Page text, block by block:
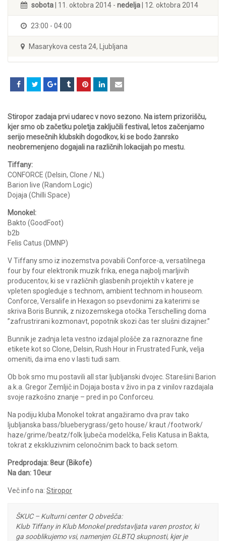
sobota | 11. oktobra 2014 - nedelja | 12. oktobra 2014
23:00 - 04:00
Masarykova cesta 24, Ljubljana
Stiropor zadaja prvi udarec v novo sezono. Na istem prizorišču,
kjer smo ob začetku poletja zaključili festival, letos začenjamo
serijo mesečnih klubskih dogodkov, ki se bodo žanrsko
neobremenjeno dogajali na različnih lokacijah po mestu.
Tiffany:
CONFORCE (Delsin, Clone / NL)
Barion live (Random Logic)
Dojaja (Chilli Space)
Monokel:
Bakto (GoodFoot)
b2b
Felis Catus (DMNP)
V Tiffany smo iz inozemstva povabili Conforce-a, versatilnega
four by four elektronik muzik frika, enega najbolj marljivih
producentov, ki se v različnih glasbenih projektih v katere je
vpleten spogleduje s technom, ambient technom in houseom.
Conforce, Versalife in Hexagon so psevdonimi za katerimi se
skriva Boris Bunnik, z nizozemskega otočka Terschelling doma
”zafrustrirani kozmonavt, popotnik skozi čas ter slušni dizajner.”
Bunnik je zadnja leta vestno izdajal plošče za raznorazne fine
etikete kot so Clone, Delsin, Rush Hour in Frustrated Funk, velja
omeniti, da ima eno v lasti tudi sam.
Ob bok smo mu postavili all star ljubljanski dvojec. Starešini Barion
a.k.a. Gregor Zemljič in Dojaja bosta v živo in pa z vinilov razdajala
svoje razkošno znanje – pred in po Conforceu.
Na podiju kluba Monokel tokrat angažiramo dva prav tako
ljubljanska bass/blueberygrass/geto house/ kraut /footwork/
haze/grime/beatz/folk ljubeča modelčka, Felis Katusa in Bakta,
tokrat z ekskluzivnim celonočnim back to back setom.
Predprodaja: 8eur (Bikofe)
Na dan: 10eur
Več info na: Stiropor
ŠKUC – Kulturni center Q obvešča:
Klub Tiffany in Klub Monokel predstavljata varen prostor, ki
ga sooblikujemo vsi, namenjen GLBTQ skupnosti, kjer je